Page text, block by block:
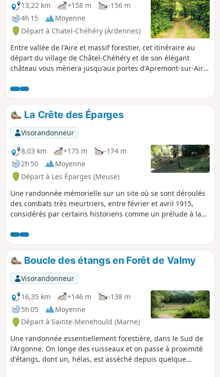
13,22 km
+158 m
-156 m
4h 15
Moyenne
Départ à Chatel-Chéhéry (Ardennes)
Entre vallée de l'Aire et massif forestier, cet itinéraire au
départ du village de Châtel-Chéhéry et de son élégant
château vous mènera jusqu'aux portes d'Apremont-sur-Aire
militaire allemand classé à l'Unesco.
La Crête des Éparges
Visorandonneur
8,03 km
+175 m
-174 m
2h 50
Moyenne
Départ à Les Éparges (Meuse)
Une randonnée mémorielle sur un site où se sont déroulés
des combats très meurtriers, entre février et avril 1915,
considérés par certains historiens comme un prélude à la
plus tard. Plusieurs monuments et de nombreux vestiges
jalonnent le parcours, dont d'impressionnants entonnoirs
consécutifs à d'immenses explosions.
Boucle des étangs en Forêt de Valmy
Visorandonneur
16,35 km
+146 m
-138 m
5h 05
Moyenne
Départ à Sainte-Menehould (Marne)
Une randonnée essentiellement forestière, dans le Sud de
l'Argonne. On longe des ruisseaux et on passe à proximité
d'étangs, dont un, hélas, est asséché depuis quelque